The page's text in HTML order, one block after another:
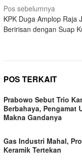
Navigasi
pos
Pos sebelumnya
KPK Duga Amplop Raja
Beririsan dengan Suap
POS TERKAIT
Prabowo Sebut Trio
Berbahaya, Pengamat
Makna Gandanya
Gas Industri Mahal,
Keramik Tertekan